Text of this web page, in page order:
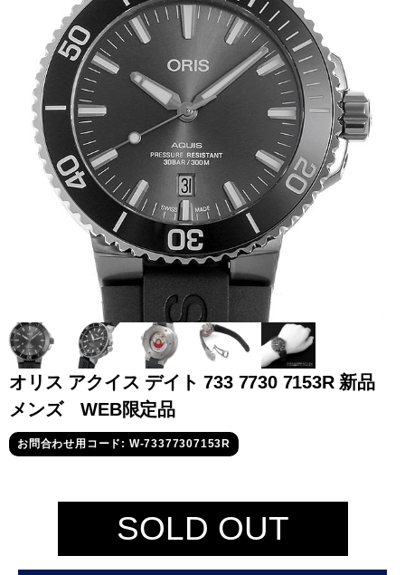
全てのブランドを見
る
ロレックス
パテック
フィリップ
オーデマピゲ ウブロ
グランド
オメガ
オリス アクイス デイト 733 7730 7153R 新品
メンズ WEB限定品
お問合わせ用コード: W-73377307153R
SOLD OUT